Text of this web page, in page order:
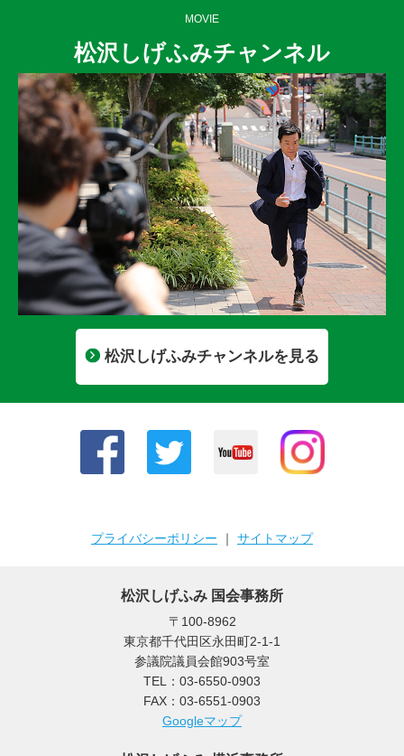
MOVIE
松沢しげふみチャンネル
松沢しげふみチャンネルを見る
プライバシーポリシー ｜ サイトマップ
松沢しげふみ 国会事務所
〒100-8962
東京都千代田区永田町2-1-1
参議院議員会館903号室
TEL：03-6550-0903
FAX：03-6551-0903
Googleマップ